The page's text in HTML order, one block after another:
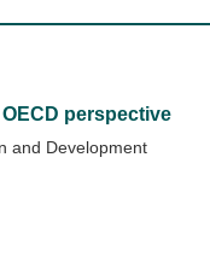
perspective
and Development